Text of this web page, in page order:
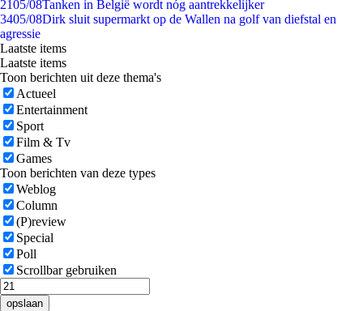
2105/08Tanken in België wordt nóg aantrekkelijker
3405/08Dirk sluit supermarkt op de Wallen na golf van diefstal en
agressie
Laatste items
Laatste items
Toon berichten uit deze thema's
Actueel
Entertainment
Sport
Film & Tv
Games
Toon berichten van deze types
Weblog
Column
(P)review
Special
Poll
Scrollbar gebruiken
opslaan